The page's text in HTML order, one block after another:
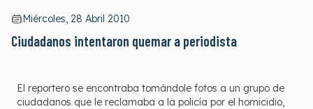
Miércoles, 28 Abril 2010
Ciudadanos intentaron quemar a periodista
El reportero se encontraba tomándole fotos a un grupo de
ciudadanos que le reclamaba a la policía por el homicidio,